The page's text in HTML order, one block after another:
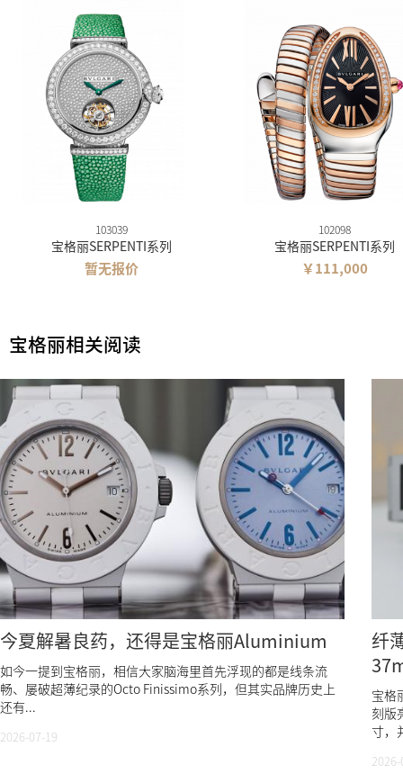
103039
宝格丽SERPENTI系列
暂无报价
102098
宝格丽SERPENTI系列
￥111,000
宝格丽相关阅读
今夏解暑良药，还得是宝格丽Aluminium
如今一提到宝格丽，相信大家脑海里首先浮现的都是线条流
畅、屡破超薄纪录的Octo Finissimo系列，但其实品牌历史上
还有...
2026-07-19
纤
宝格
刻版
寸，